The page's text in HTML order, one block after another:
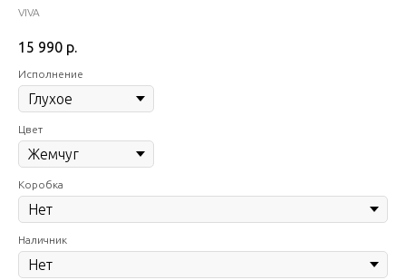
VIVA
15 990 р.
Исполнение
Цвет
Коробка
Наличник